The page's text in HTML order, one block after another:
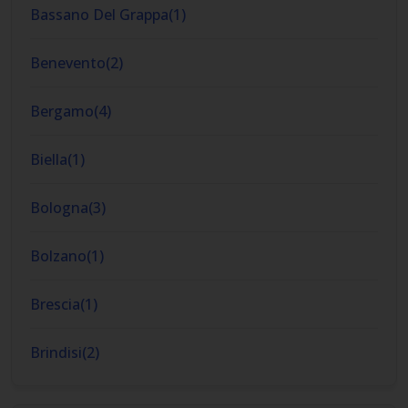
Bassano Del Grappa(1)
Benevento(2)
Bergamo(4)
Biella(1)
Bologna(3)
Bolzano(1)
Brescia(1)
Brindisi(2)